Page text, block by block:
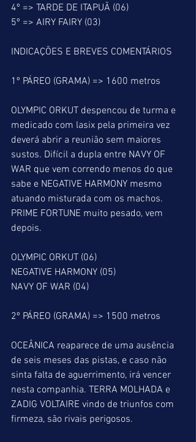
4º => TARDE DE ITAPUÃ (06)
5º => AIRY FAIRY (03)
INDICAÇÕES E BREVES COMENTÁRIOS
1º PÁREO (GRAMA) => 1600 metros
OLYMPIC ORKUT despencou de turma e
medicado com lasix pela primeira vez
deverá abrir a reunião sem maiores
sustos. Difícil a dupla entre NAVY OF
WAR que vem correndo menos do que
sabe e NEGATIVE HARMONY mesmo
atuando misturada com os machos.
PRIME FORTUNE muito pesado, vem
depois.
OLYMPIC ORKUT (06)
NEGATIVE HARMONY (05)
NAVY OF WAR (04)
2º PÁREO (GRAMA) => 1500 metros
OCEÂNICA reaparece de uma ausência
de seis meses das pistas, e caso não
sinta falta de aguerrimento, irá vencer
nesta companhia. TERRA MOLHADA e
ZADIG VOLTAIRE vindo de triunfos com
firmeza, são rivais perigosos.